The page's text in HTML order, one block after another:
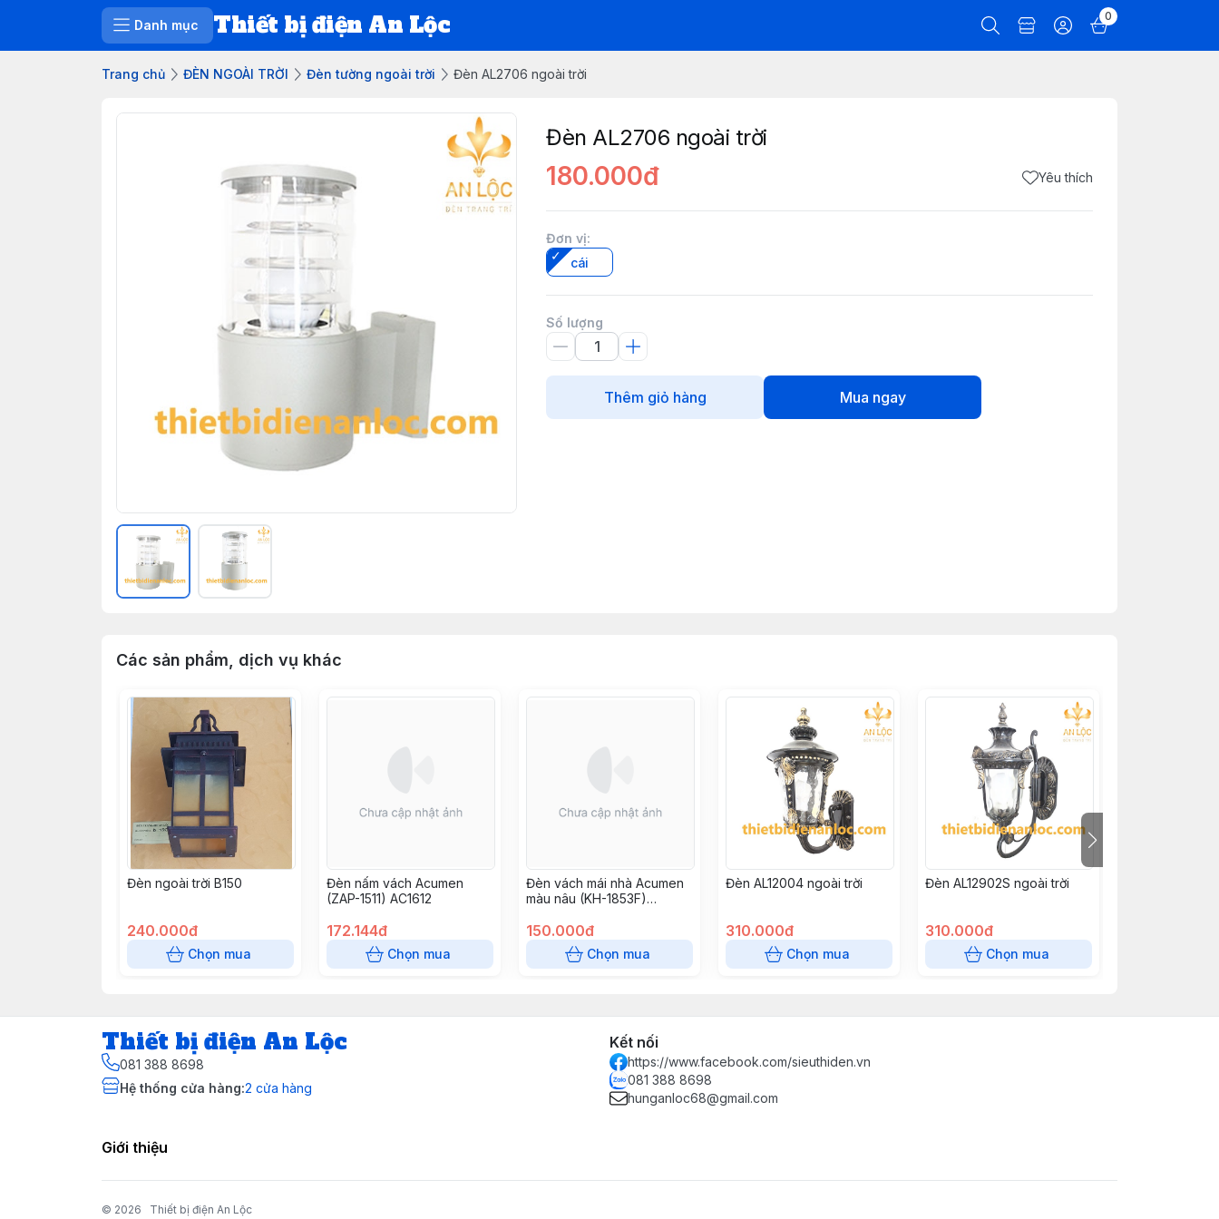
Danh mục Thiết bị điện An Lộc 0
Trang chủ ĐÈN NGOÀI TRỜI Đèn tường ngoài trời Đèn AL2706 ngoài trời
Đèn AL2706 ngoài trời
180.000đ Yêu thích
Đơn vị:
cái
Số lượng
Thêm giỏ hàng Mua ngay
Các sản phẩm, dịch vụ khác
Đèn ngoài trời B150
240.000đ
Chọn mua
Đèn nấm vách Acumen
(ZAP-1511) AC1612
172.144đ
Chọn mua
Đèn vách mái nhà Acumen
màu nâu (KH-1853F)
150.000đ
Chọn mua
Đèn AL12004 ngoài trời
310.000đ
Chọn mua
Đèn AL12902S ngoài trời
310.000đ
Chọn mua
Thiết bị điện An Lộc
081 388 8698
Hệ thống cửa hàng:2 cửa hàng
Kết nối
https://www.facebook.com/sieuthiden.vn
081 388 8698
hunganloc68@gmail.com
Giới thiệu
© 2026 Thiết bị điện An Lộc